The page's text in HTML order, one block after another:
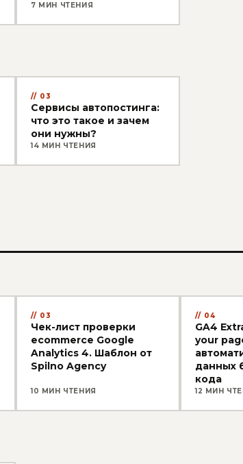
7 МИН ЧТЕНИЯ
03
Сервисы автопостинга:
что это такое и зачем
они нужны?
14 МИН ЧТЕНИЯ
03
Чек-лист проверки
ecommerce Google
Analytics 4. Шаблон от
Spilno Agency
10 МИН ЧТЕНИЯ
04
GA4
your
данных
кода
12 МИН